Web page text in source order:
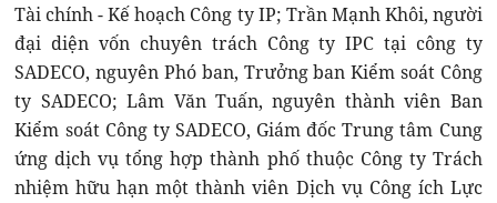
Tài chính - Kế hoạch Công ty IP; Trần Mạnh Khôi, người
đại diện vốn chuyên trách Công ty IPC tại công ty
SADECO, nguyên Phó ban, Trưởng ban Kiểm soát Công
ty SADECO; Lâm Văn Tuấn, nguyên thành viên Ban
Kiểm soát Công ty SADECO, Giám đốc Trung tâm Cung
ứng dịch vụ tổng hợp thành phố thuộc Công ty Trách
nhiệm hữu hạn một thành viên Dịch vụ Công ích Lực